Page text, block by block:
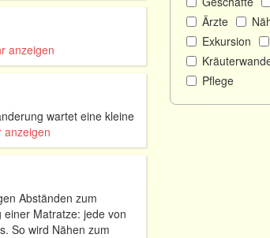
anzeigen
wartet eine kleine
anzeigen
Abständen zum
Matratze: jede von
So wird Nähen zum
Ärzte
Exkursion
Pflege